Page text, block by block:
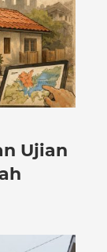
Ujian